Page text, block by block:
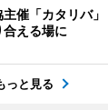
主催「カタリバ
える場に
っと見る